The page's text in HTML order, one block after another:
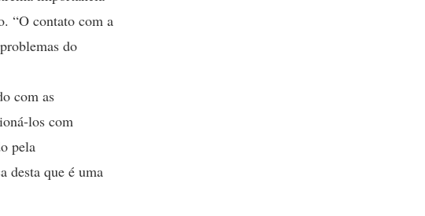
“O contato com a
do
com as
los com
pela
desta que é uma